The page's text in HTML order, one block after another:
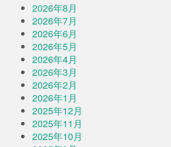
2026年8月
2026年7月
2026年6月
2026年5月
2026年4月
2026年3月
2026年2月
2026年1月
2025年12月
2025年11月
2025年10月